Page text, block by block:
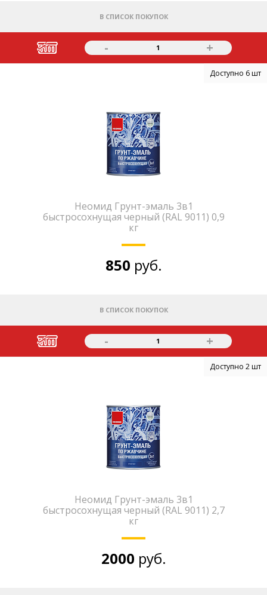
В СПИСОК ПОКУПОК
- 1 +
Доступно 6 шт
Неомид Грунт-эмаль 3в1
быстросохнущая черный (RAL 9011) 0,9
кг
850 руб.
В СПИСОК ПОКУПОК
- 1 +
Доступно 2 шт
Неомид Грунт-эмаль 3в1
быстросохнущая черный (RAL 9011) 2,7
кг
2000 руб.